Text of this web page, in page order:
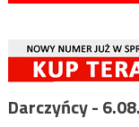
Darczyńcy -